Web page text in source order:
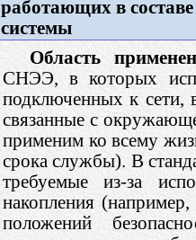
работающих в
системы
Область
СНЭЭ, в которых
подключенных к сети,
связанные с
применим ко всему
срока службы). В
требуемые из-за
накопления
положений